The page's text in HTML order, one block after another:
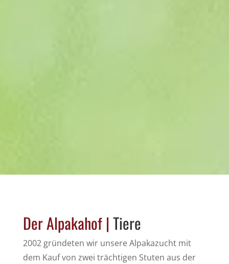
Der Alpakahof | Tiere
2002 gründeten wir unsere Alpakazucht mit
dem Kauf von zwei trächtigen Stuten aus der